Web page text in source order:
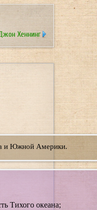
Хеннинг
и Южной Америки.
Тихого океана;